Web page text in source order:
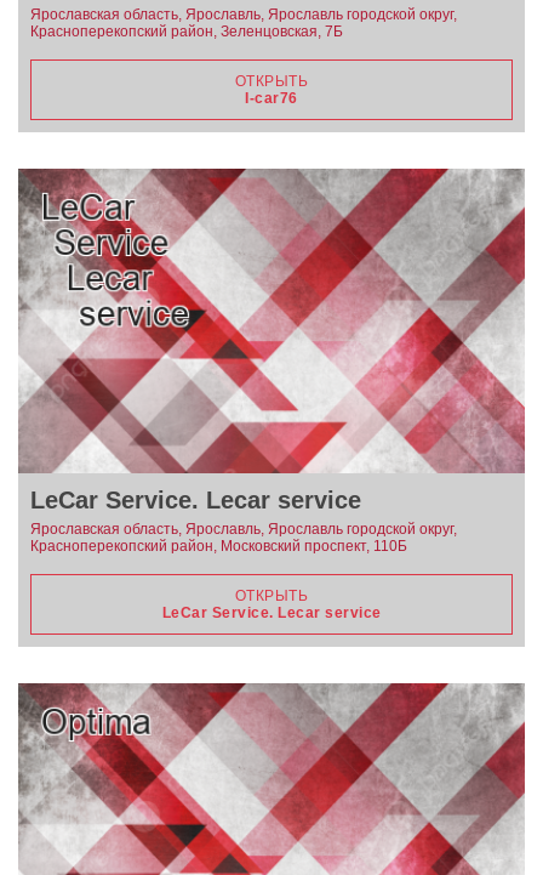
Ярославская область, Ярославль, Ярославль городской округ,
Красноперекопский район, Зеленцовская, 7Б
ОТКРЫТЬ
I-car76
LeСar Service. Lecar service
Ярославская область, Ярославль, Ярославль городской округ,
Красноперекопский район, Московский проспект, 110Б
ОТКРЫТЬ
LeСar Service. Lecar service